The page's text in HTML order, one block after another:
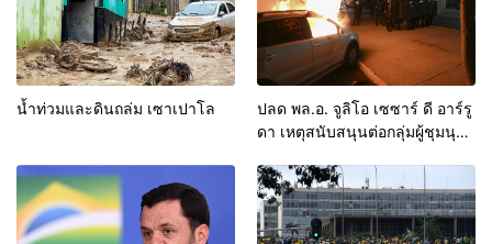
น้ำท่วมและดินถล่ม เซาเปาโล
ปลด พล.อ. จูลิโอ เซซาร์ ดี อาร์รู
ดา เหตุสนับสนุนต่อกลุ่มผู้ชุมนุม